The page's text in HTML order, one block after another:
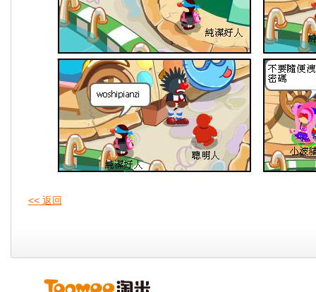
<< 返回